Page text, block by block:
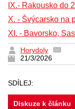
IX.- Rakousko do
X. - Švýcarsko na
XI. - Bavorsko,
Horydoly
21/3/2026
SDÍLEJ:
Diskuze k článku